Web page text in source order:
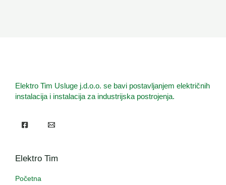
Elektro Tim Usluge j.d.o.o. se bavi postavljanjem električnih
instalacija i instalacija za industrijska postrojenja.
Elektro Tim
Početna